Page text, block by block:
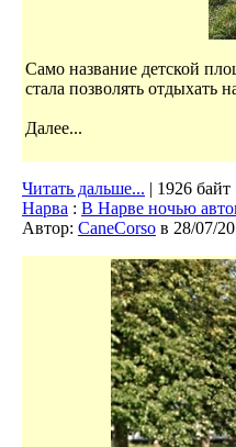
Само название детской
стала позволять отдыхать
Далее...
Читать дальше... | 1926 байт
Нарва : В Нарве ночью
Автор: CaneCorso в 28/07/